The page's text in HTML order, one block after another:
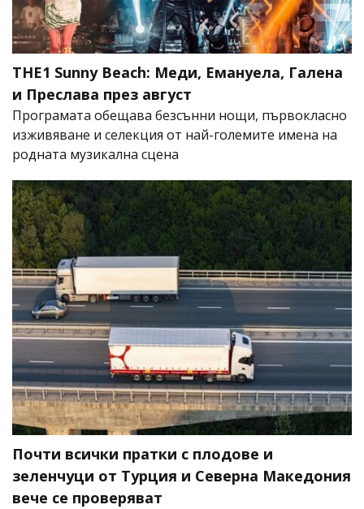
THE1 Sunny Beach: Меди, Емануела, Галена
и Преслава през август
Програмата обещава безсънни нощи, първокласно
изживяване и селекция от най-големите имена на
родната музикална сцена
Почти всички пратки с плодове и
зеленчуци от Турция и Северна Македония
вече се проверяват